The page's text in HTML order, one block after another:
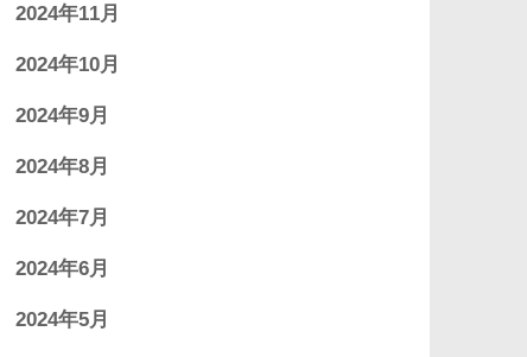
2024年11月
2024年10月
2024年9月
2024年8月
2024年7月
2024年6月
2024年5月